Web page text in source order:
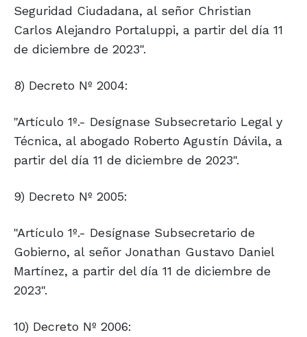
Seguridad Ciudadana, al señor Christian
Carlos Alejandro Portaluppi, a partir del día 11
de diciembre de 2023".
8) Decreto Nº 2004:
"Artículo 1º.- Desígnase Subsecretario Legal y
Técnica, al abogado Roberto Agustín Dávila, a
partir del día 11 de diciembre de 2023".
9) Decreto Nº 2005:
"Artículo 1º.- Desígnase Subsecretario de
Gobierno, al señor Jonathan Gustavo Daniel
Martínez, a partir del día 11 de diciembre de
2023".
10) Decreto Nº 2006: